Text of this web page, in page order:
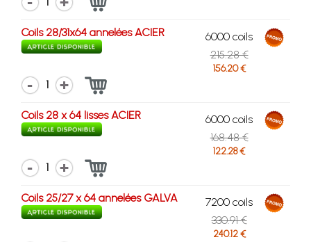
Coils 28/31x64 annelées ACIER
6000 coils
215.28 €
156.20 €
1
Coils 28 x 64 lisses ACIER
6000 coils
168.48 €
122.28 €
1
Coils 25/27 x 64 annelées GALVA
7200 coils
330.91 €
240.12 €